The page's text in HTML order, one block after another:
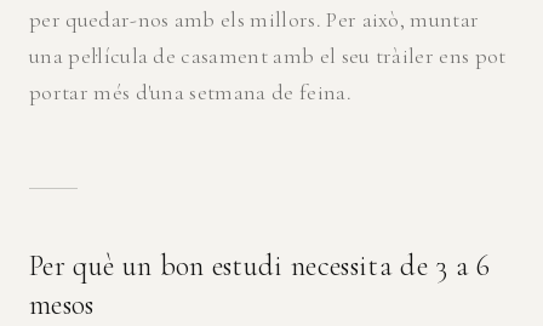
per quedar-nos amb els millors. Per això, muntar
una pel·lícula de casament amb el seu tràiler ens pot
portar més d'una setmana de feina.
Per què un bon estudi necessita de 3 a 6
mesos